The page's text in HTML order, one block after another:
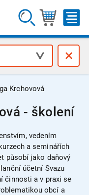
Krchovová
- školení
vedením
a seminářích
působí jako daňový
účetní Svazu
činnosti a v praxi se
obcí a